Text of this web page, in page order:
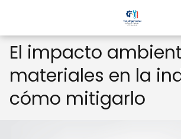
El impacto
materiales en la
cómo mitigarlo